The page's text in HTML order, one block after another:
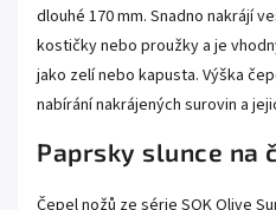
dlouhé 170 mm. Snadno nakrájí
kostičky nebo proužky a je
jako zelí nebo kapusta. Výška
nabírání nakrájených surovin a
Paprsky slunce na
Čepel nožů ze série SOK Olive